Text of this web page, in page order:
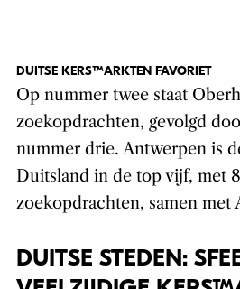
DUITSE KERSTMARKTEN FAVORIET
Op nummer twee staat
zoekopdrachten, gevolgd
nummer drie. Antwerpen is
Duitsland in de top vijf, met
zoekopdrachten, samen met
DUITSE STEDEN: